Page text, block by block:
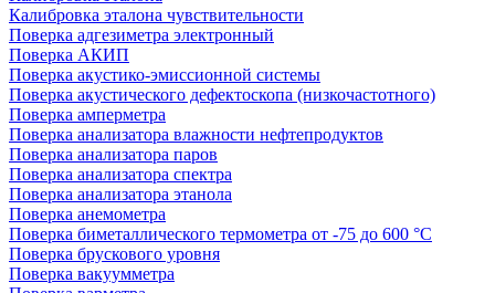
Калибровка эталона чувствительности
Поверка адгезиметра электронный
Поверка АКИП
Поверка акустико-эмиссионной системы
Поверка акустического дефектоскопа (низкочастотного)
Поверка амперметра
Поверка анализатора влажности нефтепродуктов
Поверка анализатора паров
Поверка анализатора спектра
Поверка анализатора этанола
Поверка анемометра
Поверка биметаллического термометра от -75 до 600 °С
Поверка брускового уровня
Поверка вакуумметра